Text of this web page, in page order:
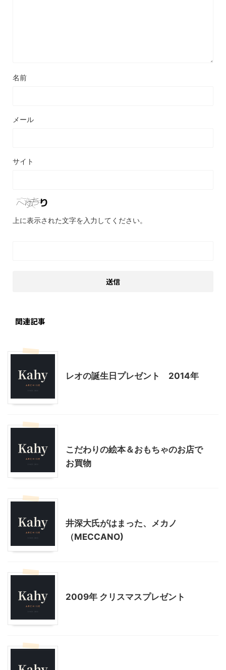
名前
メール
サイト
上に表示された文字を入力してください。
関連記事
レオの誕生日プレゼント 2014年
こだわりの絵本＆おもちゃのお店で
お買物
井深大氏がはまった、メカノ
（MECCANO)
2009年 クリスマスプレゼント